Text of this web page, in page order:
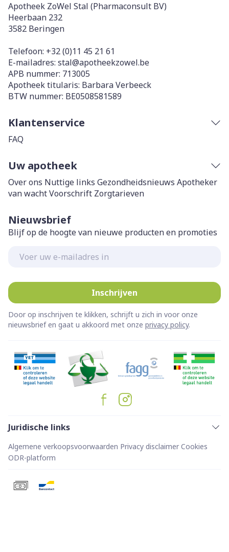
Apotheek ZoWel Stal (Pharmaconsult BV)
Heerbaan 232
3582 Beringen
Telefoon: +32 (0)11 45 21 61
E-mailadres: stal@apotheekzowel.be
APB nummer: 713005
Apotheek titularis: Barbara Verbeeck
BTW nummer: BE0508581589
Klantenservice
FAQ
Uw apotheek
Over ons Nuttige links Gezondheidsnieuws Apotheker
van wachtVoorschrift Zorgtarieven
Nieuwsbrief
Blijf op de hoogte van nieuwe producten en promoties
Inschrijven
Door op inschrijven te klikken, schrijft u zich in voor onze
nieuwsbrief en gaat u akkoord met onze privacy policy.
Juridische links
Algemene verkoopsvoorwaarden Privacy disclaimer Cookies
ODR-platform